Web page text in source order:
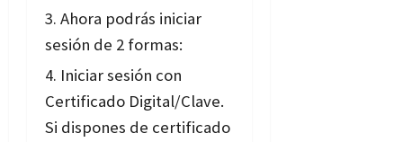
Ahora podrás iniciar
sesión de 2 formas:
Iniciar sesión con
Certificado Digital/Clave.
Si dispones de certificado